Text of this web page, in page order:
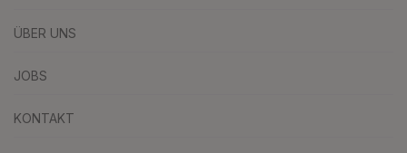
ÜBER UNS
JOBS
KONTAKT